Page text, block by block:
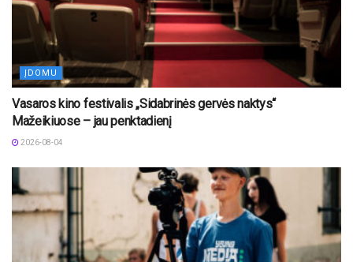
ĮDOMU
Vasaros kino festivalis „Sidabrinės gervės naktys“
Mažeikiuose – jau penktadienį
2026-08-04